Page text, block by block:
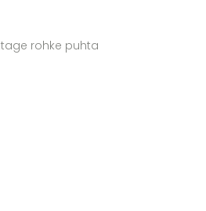
rohke puhta